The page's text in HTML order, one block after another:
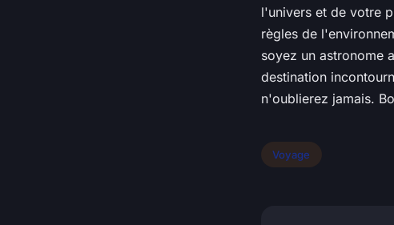
l'univers et de votre
règles de
soyez un astronome
destination
n'oublierez jamais.
Voyage